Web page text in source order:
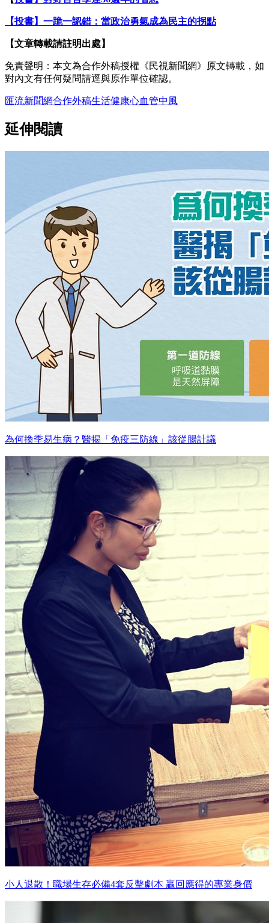
【投書】一跪一認錯：當政治勇氣成為民主的拐點
【文章轉載請註明出處】
免責聲明：本文為合作外稿授權《民視新聞網》原文轉載，如
對內文有任何疑問請逕與原作單位確認。
匯流新聞網合作外稿生活健康心血管中風
延伸閱讀
為何換季易生病？醫揭「免疫三防線」該從腸計議
小人退散！職場生存必備4套反擊劇本 贏回應得的專業身價